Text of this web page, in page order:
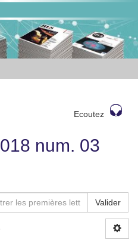
Ecoutez
num. 03
Valider